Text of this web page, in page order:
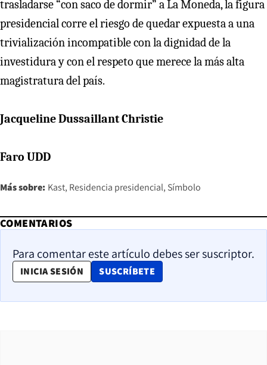
trasladarse “con saco de dormir” a La Moneda, la figura
presidencial corre el riesgo de quedar expuesta a una
trivialización incompatible con la dignidad de la
investidura y con el respeto que merece la más alta
magistratura del país.
Jacqueline Dussaillant Christie
Faro UDD
Más sobre: Kast Residencia presidencial Símbolo
COMENTARIOS
Para comentar este artículo debes ser suscriptor.
INICIA SESIÓN SUSCRÍBETE
OPENS IN NEW WINDOW